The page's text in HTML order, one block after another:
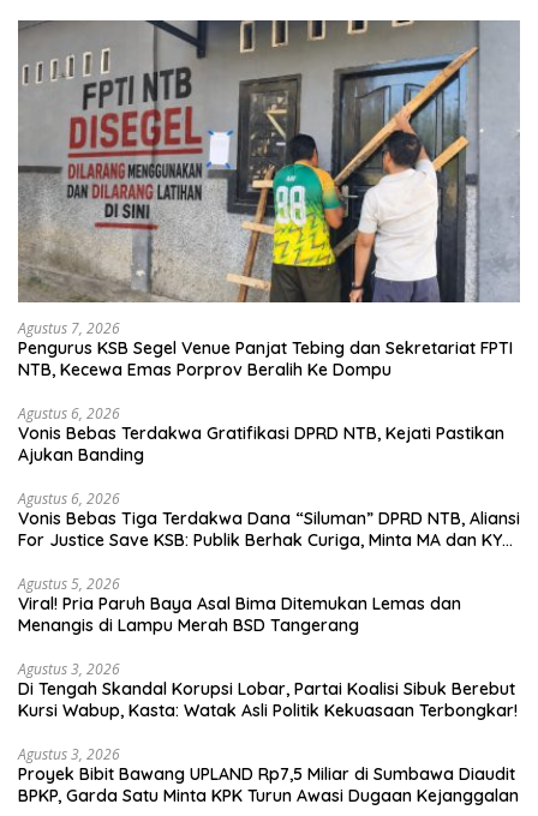
Agustus 7, 2026
Pengurus KSB Segel Venue Panjat Tebing dan Sekretariat FPTI
NTB, Kecewa Emas Porprov Beralih Ke Dompu
Agustus 6, 2026
Vonis Bebas Terdakwa Gratifikasi DPRD NTB, Kejati Pastikan
Ajukan Banding
Agustus 6, 2026
Vonis Bebas Tiga Terdakwa Dana “Siluman” DPRD NTB, Aliansi
For Justice Save KSB: Publik Berhak Curiga, Minta MA dan KY
Agustus 5, 2026
Viral! Pria Paruh Baya Asal Bima Ditemukan Lemas dan
Menangis di Lampu Merah BSD Tangerang
Agustus 3, 2026
Di Tengah Skandal Korupsi Lobar, Partai Koalisi Sibuk Berebut
Kursi Wabup, Kasta: Watak Asli Politik Kekuasaan Terbongkar!
Agustus 3, 2026
Proyek Bibit Bawang UPLAND Rp7,5 Miliar di Sumbawa Diaudit
BPKP, Garda Satu Minta KPK Turun Awasi Dugaan Kejanggalan